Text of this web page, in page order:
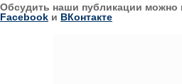
Обсудить наши публикации можно
Facebook и ВКонтакте